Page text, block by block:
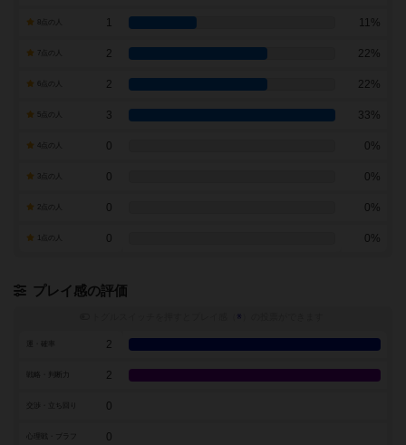
1 11%
7点の人 2 22%
2 22%
3 33%
0 0%
0 0%
0 0%
0 0%
プレイ感の評価
※
2
戦略・判断力 2
0
0